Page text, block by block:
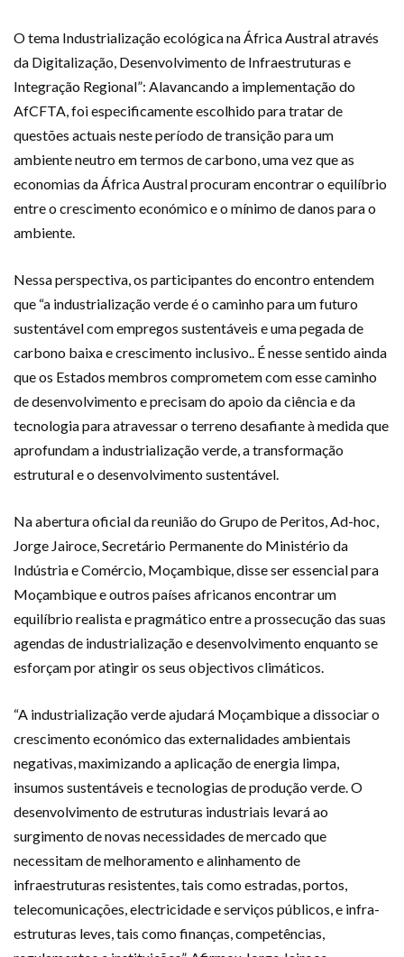
O tema Industrialização ecológica na África Austral através
da Digitalização, Desenvolvimento de Infraestruturas e
Integração Regional”: Alavancando a implementação do
AfCFTA, foi especificamente escolhido para tratar de
questões actuais neste período de transição para um
ambiente neutro em termos de carbono, uma vez que as
economias da África Austral procuram encontrar o equilíbrio
entre o crescimento económico e o mínimo de danos para o
ambiente.
Nessa perspectiva, os participantes do encontro entendem
que “a industrialização verde é o caminho para um futuro
sustentável com empregos sustentáveis e uma pegada de
carbono baixa e crescimento inclusivo.. É nesse sentido ainda
que os Estados membros comprometem com esse caminho
de desenvolvimento e precisam do apoio da ciência e da
tecnologia para atravessar o terreno desafiante à medida que
aprofundam a industrialização verde, a transformação
estrutural e o desenvolvimento sustentável.
Na abertura oficial da reunião do Grupo de Peritos, Ad-hoc,
Jorge Jairoce, Secretário Permanente do Ministério da
Indústria e Comércio, Moçambique, disse ser essencial para
Moçambique e outros países africanos encontrar um
equilíbrio realista e pragmático entre a prossecução das suas
agendas de industrialização e desenvolvimento enquanto se
esforçam por atingir os seus objectivos climáticos.
“A industrialização verde ajudará Moçambique a dissociar o
crescimento económico das externalidades ambientais
negativas, maximizando a aplicação de energia limpa,
insumos sustentáveis e tecnologias de produção verde. O
desenvolvimento de estruturas industriais levará ao
surgimento de novas necessidades de mercado que
necessitam de melhoramento e alinhamento de
infraestruturas resistentes, tais como estradas, portos,
telecomunicações, electricidade e serviços públicos, e infra-
estruturas leves, tais como finanças, competências,